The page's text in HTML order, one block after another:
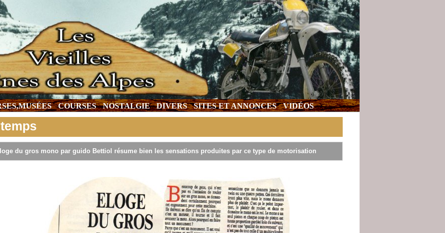
COURSES NOSTALGIE DIVERS SITES ET ANNONCES VIDÉOS
du gros mono par guido Bettiol résume bien les sensations produites par ce type de motorisation